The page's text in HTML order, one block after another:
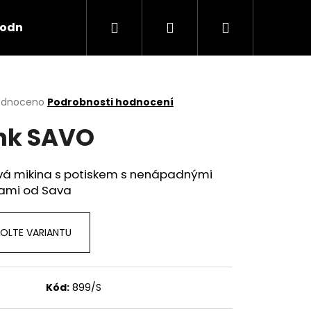
podmínky Hledat PřihlášeníNákupní
Podrobnosti hodnocení
SAVO
mikina s potiskem s nenápadnými
od Sava
VARIANTU
Kód: 899/S